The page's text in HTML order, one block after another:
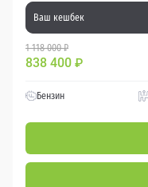
Ваш кешбек
1 118 000 ₽
838 400 ₽
Бензин